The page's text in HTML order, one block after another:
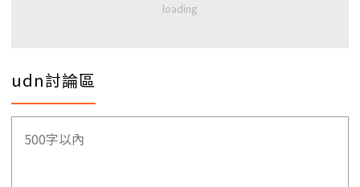
udn討論區